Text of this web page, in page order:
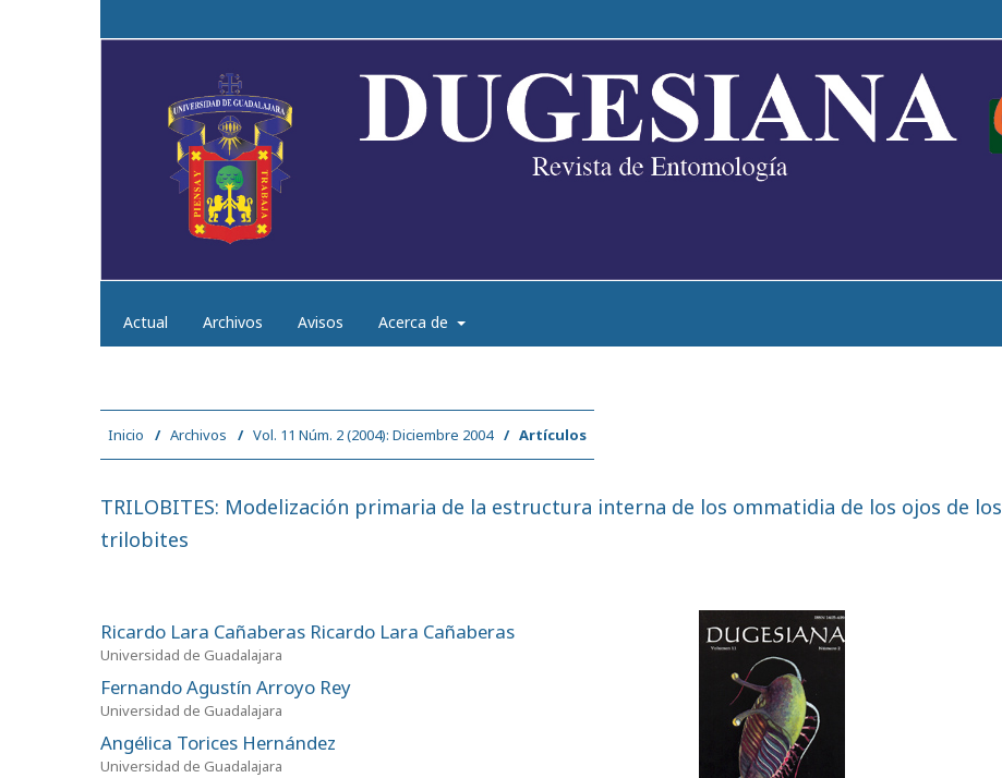
Actual Archivos Avisos Acerca de
Inicio / Archivos / Vol. 11 Núm. 2 (2004): Diciembre 2004 / Artículos
TRILOBITES: Modelización primaria de la estructura interna de los ommatidia de los ojos de los
trilobites
Ricardo Lara Cañaberas Ricardo Lara Cañaberas
Universidad de Guadalajara
Fernando Agustín Arroyo Rey
Universidad de Guadalajara
Angélica Torices Hernández
Universidad de Guadalajara